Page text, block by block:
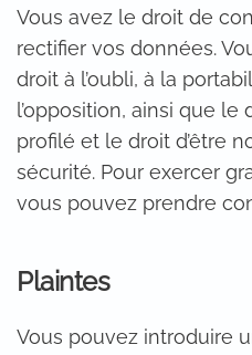
Vous avez le droit de
rectifier vos données.
droit à l’oubli, à la
l’opposition, ainsi que le
profilé et le droit d’être
sécurité. Pour exercer
vous pouvez prendre
Plaintes
Vous pouvez introduire